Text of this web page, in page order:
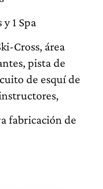
1 Spa
Cross, área
pista de
de esquí de
fabricación de